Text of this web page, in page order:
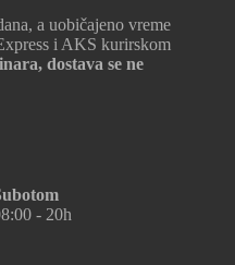
a uobičajeno vreme
i AKS kurirskom
dostava se ne
- 20h